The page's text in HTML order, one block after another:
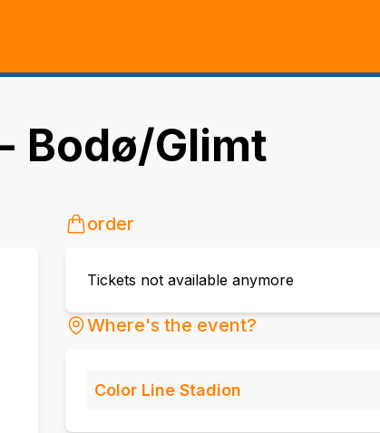
Bodø/Glimt
order
Tickets not available anymore
Where's the event?
Color Line Stadion